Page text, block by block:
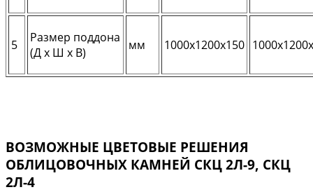
5
Размер поддона
(Д х Ш х В)
мм 1000х1200х150
ВОЗМОЖНЫЕ ЦВЕТОВЫЕ РЕШЕНИЯ
ОБЛИЦОВОЧНЫХ КАМНЕЙ СКЦ 2Л-9, СКЦ
2Л-4